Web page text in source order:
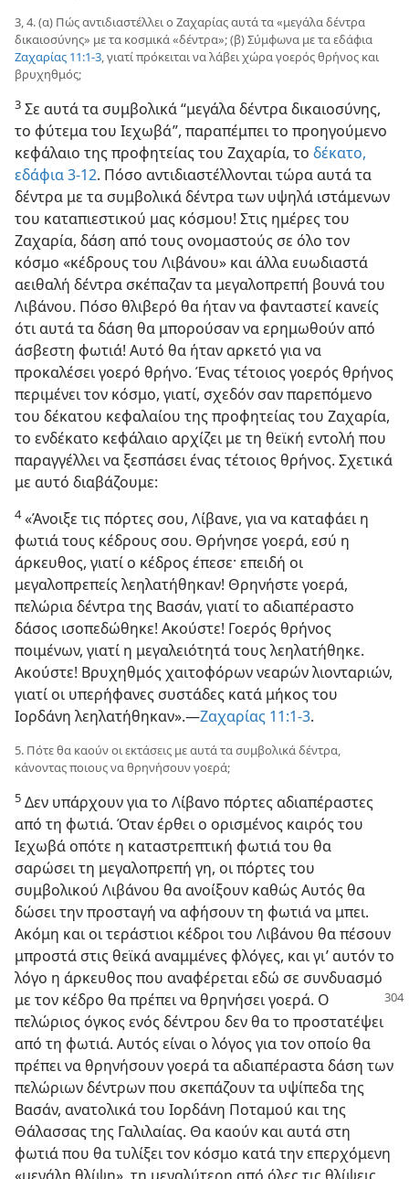
3, 4. (α) Πώς αντιδιαστέλλει ο Ζαχαρίας αυτά τα «μεγάλα δέντρα
δικαιοσύνης» με τα κοσμικά «δέντρα»; (β) Σύμφωνα με τα εδάφια
Ζαχαρίας 11:​1⁠-⁠3, γιατί πρόκειται να λάβει χώρα γοερός θρήνος και
βρυχηθμός;
3 Σε αυτά τα συμβολικά “μεγάλα δέντρα δικαιοσύνης,
το φύτεμα του Ιεχωβά”, παραπέμπει το προηγούμενο
κεφάλαιο της προφητείας του Ζαχαρία, το δέκατο,
εδάφια 3⁠-⁠12. Πόσο αντιδιαστέλλονται τώρα αυτά τα
δέντρα με τα συμβολικά δέντρα των υψηλά ιστάμενων
του καταπιεστικού μας κόσμου! Στις ημέρες του
Ζαχαρία, δάση από τους ονομαστούς σε όλο τον
κόσμο «κέδρους του Λιβάνου» και άλλα ευωδιαστά
αειθαλή δέντρα σκέπαζαν τα μεγαλοπρεπή βουνά του
Λιβάνου. Πόσο θλιβερό θα ήταν να φανταστεί κανείς
ότι αυτά τα δάση θα μπορούσαν να ερημωθούν από
άσβεστη φωτιά! Αυτό θα ήταν αρκετό για να
προκαλέσει γοερό θρήνο. Ένας τέτοιος γοερός θρήνος
περιμένει τον κόσμο, γιατί, σχεδόν σαν παρεπόμενο
του δέκατου κεφαλαίου της προφητείας του Ζαχαρία,
το ενδέκατο κεφάλαιο αρχίζει με τη θεϊκή εντολή που
παραγγέλλει να ξεσπάσει ένας τέτοιος θρήνος. Σχετικά
με αυτό διαβάζουμε:
4«Άνοιξε τις πόρτες σου, Λίβανε, για να καταφάει η
φωτιά τους κέδρους σου. Θρήνησε γοερά, εσύ η
άρκευθος, γιατί ο κέδρος έπεσε· επειδή οι
μεγαλοπρεπείς λεηλατήθηκαν! Θρηνήστε γοερά,
πελώρια δέντρα της Βασάν, γιατί το αδιαπέραστο
δάσος ισοπεδώθηκε! Ακούστε! Γοερός θρήνος
ποιμένων, γιατί η μεγαλειότητά τους λεηλατήθηκε.
Ακούστε! Βρυχηθμός χαιτοφόρων νεαρών λιονταριών,
γιατί οι υπερήφανες συστάδες κατά μήκος του
Ιορδάνη λεηλατήθηκαν».​—⁠Ζαχαρίας 11:​1⁠-⁠3.
5. Πότε θα καούν οι εκτάσεις με αυτά τα συμβολικά δέντρα,
κάνοντας ποιους να θρηνήσουν γοερά;
5 Δεν υπάρχουν για το Λίβανο πόρτες αδιαπέραστες
από τη φωτιά. Όταν έρθει ο ορισμένος καιρός του
Ιεχωβά οπότε η καταστρεπτική φωτιά του θα
σαρώσει τη μεγαλοπρεπή γη, οι πόρτες του
συμβολικού Λιβάνου θα ανοίξουν καθώς Αυτός θα
δώσει την προσταγή να αφήσουν τη φωτιά να μπει.
Ακόμη και οι τεράστιοι κέδροι του Λιβάνου θα πέσουν
μπροστά στις θεϊκά αναμμένες φλόγες, και γι’ αυτόν το
λόγο η άρκευθος που αναφέρεται εδώ σε συνδυασμό
με τον κέδρο θαπρέπει να θρηνήσει γοερά. Ο
πελώριος όγκος ενός δέντρου δεν θα το προστατέψει
από τη φωτιά. Αυτός είναι ο λόγος για τον οποίο θα
πρέπει να θρηνήσουν γοερά τα αδιαπέραστα δάση των
πελώριων δέντρων που σκεπάζουν τα υψίπεδα της
Βασάν, ανατολικά του Ιορδάνη Ποταμού και της
Θάλασσας της Γαλιλαίας. Θα καούν και αυτά στη
φωτιά που θα τυλίξει τον κόσμο κατά την επερχόμενη